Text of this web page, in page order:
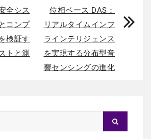
全シス
コンプ
検証す
トと測
位相ベース DAS：
リアルタイムインフ
ラインテリジェンス
を実現する分布型音
響センシングの進化